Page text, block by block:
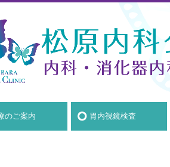
のご案内 胃内視鏡検査